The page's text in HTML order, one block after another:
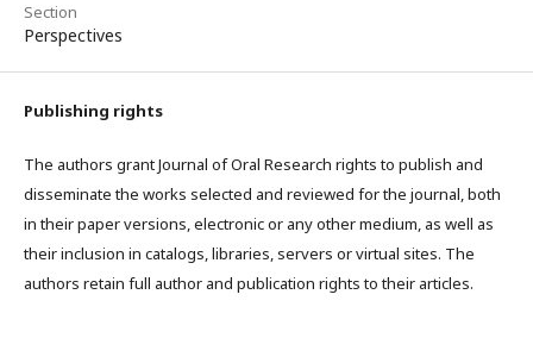
Section
Perspectives
Publishing rights
The authors grant Journal of Oral Research rights to publish and
disseminate the works selected and reviewed for the journal, both
in their paper versions, electronic or any other medium, as well as
their inclusion in catalogs, libraries, servers or virtual sites. The
authors retain full author and publication rights to their articles.